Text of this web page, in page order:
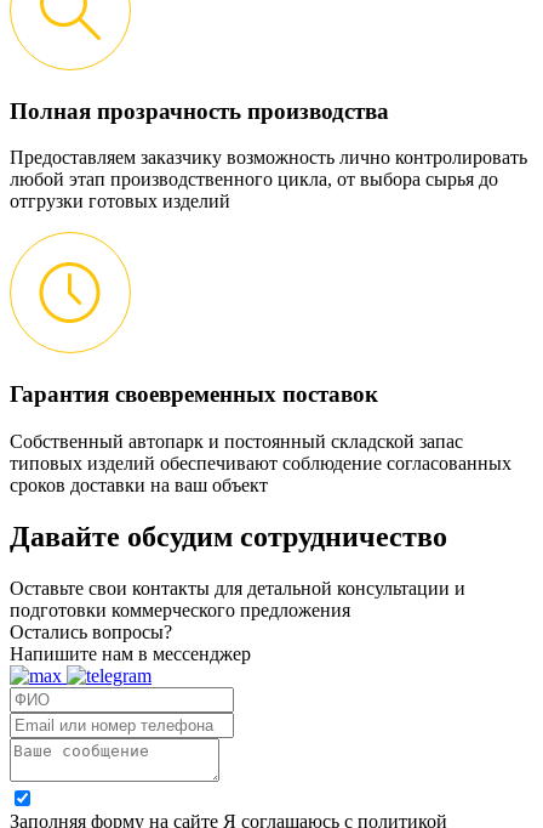
Полная прозрачность производства
Предоставляем заказчику возможность лично контролировать
любой этап производственного цикла, от выбора сырья до
отгрузки готовых изделий
Гарантия своевременных поставок
Собственный автопарк и постоянный складской запас
типовых изделий обеспечивают соблюдение согласованных
сроков доставки на ваш объект
Давайте обсудим сотрудничество
Оставьте свои контакты для детальной консультации и
подготовки коммерческого предложения
Остались вопросы?
Напишите нам в мессенджер
Заполняя форму на сайте Я соглашаюсь с политикой